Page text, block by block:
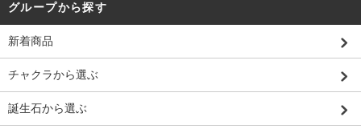
グループから探す
新着商品
チャクラから選ぶ
誕生石から選ぶ